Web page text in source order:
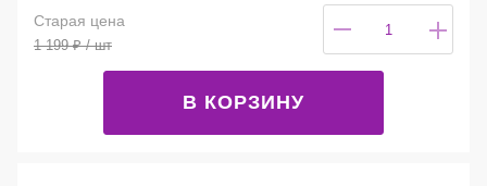
Старая цена
1 199₽/ шт
В КОРЗИНУ